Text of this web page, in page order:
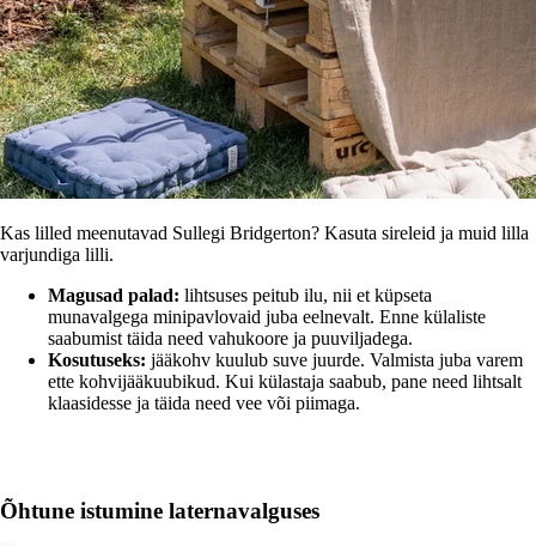
Kas lilled meenutavad Sullegi Bridgerton? Kasuta sireleid ja muid lilla
varjundiga lilli.
Magusad palad: lihtsuses peitub ilu, nii et küpseta
munavalgega minipavlovaid juba eelnevalt. Enne külaliste
saabumist täida need vahukoore ja puuviljadega.
Kosutuseks: jääkohv kuulub suve juurde. Valmista juba varem
ette kohvijääkuubikud. Kui külastaja saabub, pane need lihtsalt
klaasidesse ja täida need vee või piimaga.
Õhtune istumine laternavalguses